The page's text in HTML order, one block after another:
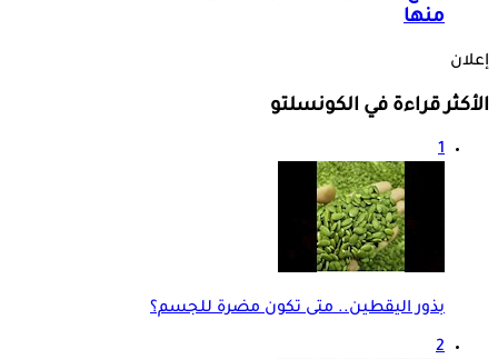
منها
إعلان
الأكثر قراءة في الكونسلتو
1
بذور اليقطين.. متى تكون مضرة للجسم؟
2